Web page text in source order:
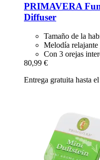
PRIMAVERA
Diffuser
Tamaño de la
Melodía
Con 3 orejas
80,99 €
Entrega gratuita hasta